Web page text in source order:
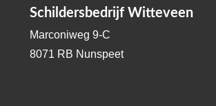
Schildersbedrijf Witteveen
Marconiweg 9-C
8071 RB Nunspeet